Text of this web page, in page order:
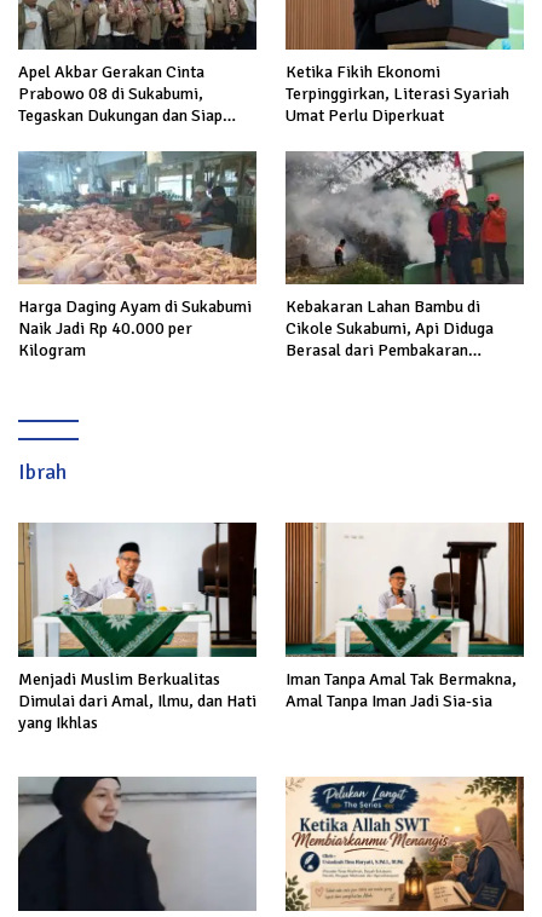
Apel Akbar Gerakan Cinta
Prabowo 08 di Sukabumi,
Tegaskan Dukungan dan Siap
Prabowo
Ketika Fikih Ekonomi
Terpinggirkan, Literasi Syariah
Umat Perlu Diperkuat
Harga Daging Ayam di Sukabumi
Naik Jadi Rp 40.000 per
Kilogram
Kebakaran Lahan Bambu di
Cikole Sukabumi, Api Diduga
Berasal dari Pembakaran
Ibrah
Menjadi Muslim Berkualitas
Dimulai dari Amal, Ilmu, dan Hati
yang Ikhlas
Iman Tanpa Amal Tak Bermakna,
Amal Tanpa Iman Jadi Sia-sia